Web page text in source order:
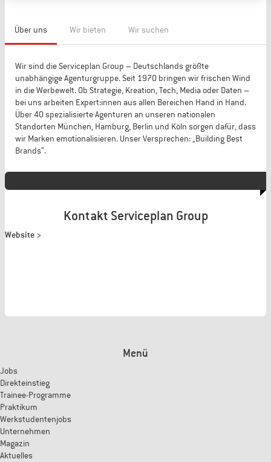
Über uns Wir bieten Wir suchen
Wir sind die Serviceplan Group – Deutschlands größte
unabhängige Agenturgruppe. Seit 1970 bringen wir frischen Wind
in die Werbewelt. Ob Strategie, Kreation, Tech, Media oder Daten –
bei uns arbeiten Expert:innen aus allen Bereichen Hand in Hand.
Über 40 spezialisierte Agenturen an unseren nationalen
Standorten München, Hamburg, Berlin und Köln sorgen dafür, dass
wir Marken emotionalisieren. Unser Versprechen: „Building Best
Brands“.
Kontakt Serviceplan Group
Website >
Menü
Jobs
Direkteinstieg
Trainee-Programme
Praktikum
Werkstudentenjobs
Unternehmen
Magazin
Aktuelles